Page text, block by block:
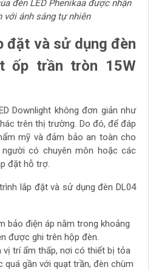
đèn LED Phenikaa được nhận
với ánh sáng tự nhiên
đặt và sử dụng đèn
ốp trần tròn 15W
Downlight không đơn giản như
trên thị trường. Do đó, để đáp
mỹ và đảm bảo an toàn cho
có chuyên môn hoặc các
đặt hỗ trợ.
lắp đặt và sử dụng đèn DL04
bảo điện áp nằm trong khoảng
được ghi trên hộp đèn.
vị trí ẩm thấp, nơi có thiết bị tỏa
quá gần với quạt trần, đèn chùm